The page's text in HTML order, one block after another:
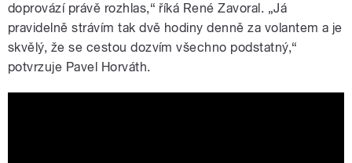
doprovází právě rozhlas,“ říká René Zavoral. „Já
pravidelně strávím tak dvě hodiny denně za volantem a je
skvělý, že se cestou dozvím všechno podstatný,“
potvrzuje Pavel Horváth.